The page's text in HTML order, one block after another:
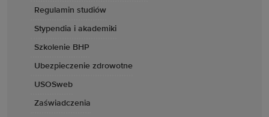
Regulamin studiów
Stypendia i akademiki
Szkolenie BHP
Ubezpieczenie zdrowotne
USOSweb
Zaświadczenia